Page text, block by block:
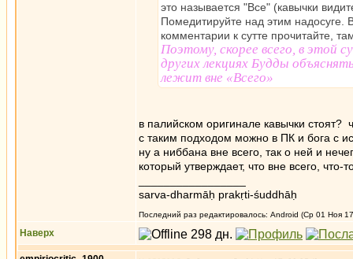
это называется "Все" (кавычки
Помедитируйте над этим
комментарии к сутте прочитайте,
Поэтому, скорее всего, в этой
других лекциях Будды
лежит вне «Всего»
в палийском оригинале кавычки стоят?
с таким подходом можно в ПК и бога с
ну а ниббана вне всего, так о ней и
который утверждает, что вне всего, что-
sarva-dharmāḥ prakṛti-śuddhāḥ
Последний раз редактировалось: Android (Ср 01 Ноя
Наверх